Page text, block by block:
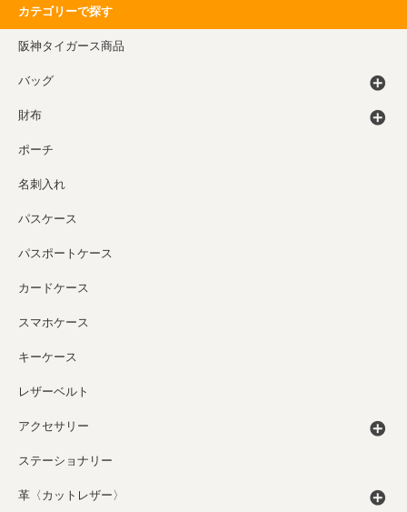
カテゴリーで探す
阪神タイガース商品
バッグ
財布
ポーチ
名刺入れ
パスケース
パスポートケース
カードケース
スマホケース
キーケース
レザーベルト
アクセサリー
ステーショナリー
革〈カットレザー〉